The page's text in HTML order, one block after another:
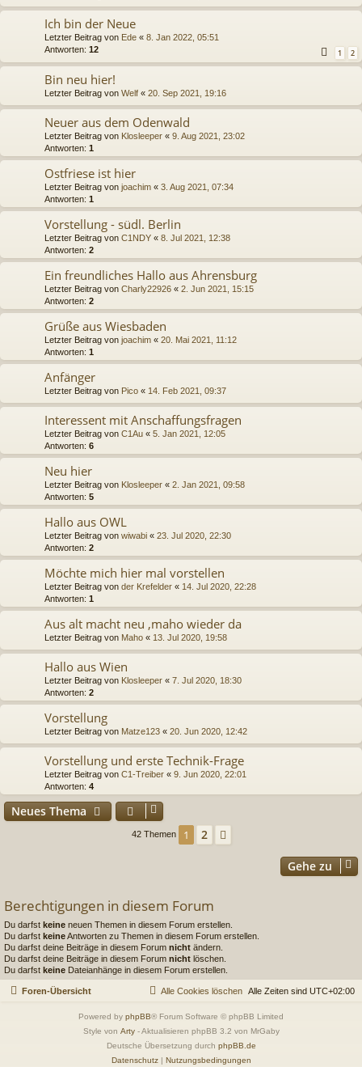
Ich bin der Neue
Letzter Beitrag von Ede « 8. Jan 2022, 05:51
Antworten: 12 1 2
Bin neu hier!
Letzter Beitrag von Welf « 20. Sep 2021, 19:16
Neuer aus dem Odenwald
Letzter Beitrag von Klosleeper « 9. Aug 2021, 23:02
Antworten: 1
Ostfriese ist hier
Letzter Beitrag von joachim « 3. Aug 2021, 07:34
Antworten: 1
Vorstellung - südl. Berlin
Letzter Beitrag von C1NDY « 8. Jul 2021, 12:38
Antworten: 2
Ein freundliches Hallo aus Ahrensburg
Letzter Beitrag von Charly22926 « 2. Jun 2021, 15:15
Antworten: 2
Grüße aus Wiesbaden
Letzter Beitrag von joachim « 20. Mai 2021, 11:12
Antworten: 1
Anfänger
Letzter Beitrag von Pico « 14. Feb 2021, 09:37
Interessent mit Anschaffungsfragen
Letzter Beitrag von C1Au « 5. Jan 2021, 12:05
Antworten: 6
Neu hier
Letzter Beitrag von Klosleeper « 2. Jan 2021, 09:58
Antworten: 5
Hallo aus OWL
Letzter Beitrag von wiwabi « 23. Jul 2020, 22:30
Antworten: 2
Möchte mich hier mal vorstellen
Letzter Beitrag von der Krefelder « 14. Jul 2020, 22:28
Antworten: 1
Aus alt macht neu ,maho wieder da
Letzter Beitrag von Maho « 13. Jul 2020, 19:58
Hallo aus Wien
Letzter Beitrag von Klosleeper « 7. Jul 2020, 18:30
Antworten: 2
Vorstellung
Letzter Beitrag von Matze123 « 20. Jun 2020, 12:42
Vorstellung und erste Technik-Frage
Letzter Beitrag von C1-Treiber « 9. Jun 2020, 22:01
Antworten: 4
Neues Thema
42 Themen 1 2
Gehe zu
Berechtigungen in diesem Forum
Du darfst keine neuen Themen in diesem Forum erstellen.
Du darfst keineAntworten zu Themen in diesem Forum erstellen.
Du darfst deine Beiträge in diesem Forum nicht ändern.
Du darfst deine Beiträge in diesem Forum nicht löschen.
Du darfst keine Dateianhänge in diesem Forum erstellen.
Foren-Übersicht Alle Zeiten sind UTC+02:00
Alle Cookies löschen
Powered by phpBB® Forum Software © phpBB Limited
Style von Arty- Aktualisieren phpBB 3.2 von MrGaby
Deutsche Übersetzung durch phpBB.de
Datenschutz| Nutzungsbedingungen